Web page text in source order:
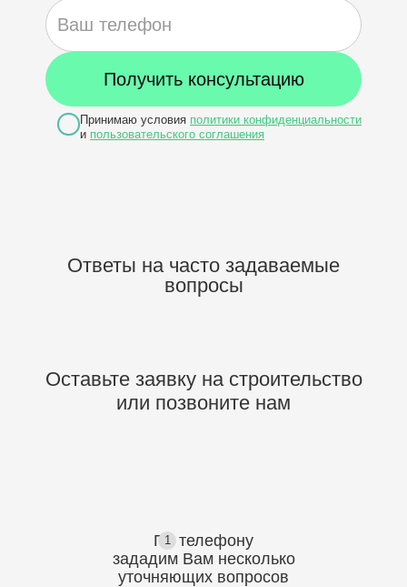
Принимаю условия политики конфиденциальности
и пользовательского соглашения
Ответы на часто задаваемые
вопросы
Оставьте заявку на строительство
или позвоните нам
1
По телефону
зададим Вам несколько
уточняющих вопросов